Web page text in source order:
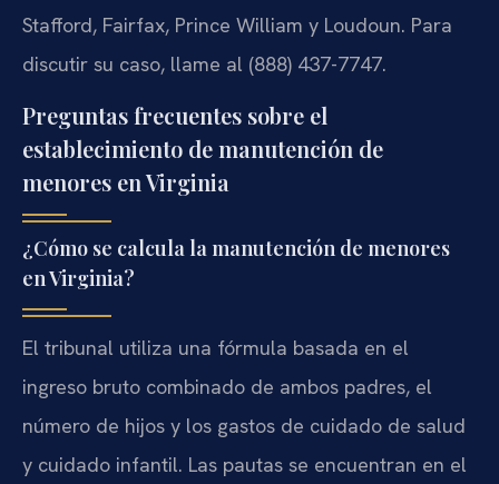
Stafford, Fairfax, Prince William y Loudoun. Para
discutir su caso, llame al (888) 437-7747.
Preguntas frecuentes sobre el
establecimiento de manutención de
menores en Virginia
¿Cómo se calcula la manutención de menores
en Virginia?
El tribunal utiliza una fórmula basada en el
ingreso bruto combinado de ambos padres, el
número de hijos y los gastos de cuidado de salud
y cuidado infantil. Las pautas se encuentran en el